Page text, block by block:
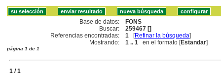
Base de datos:
FONS
Buscar:
259467 []
Referencias encontradas:
1 [Refinar la búsqueda]
Mostrando:
1 .. 1 en el formato [Estandar]
página 1 de 1
1 / 1